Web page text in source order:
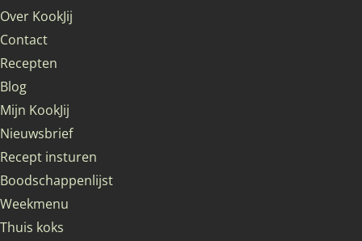
Over KookJij
Contact
Recepten
Blog
Mijn KookJij
Nieuwsbrief
Recept insturen
Boodschappenlijst
Weekmenu
Thuis koks